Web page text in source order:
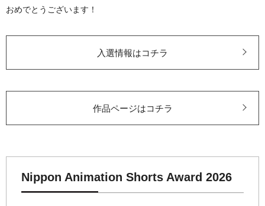
おめでとうございます！
入選情報はコチラ
作品ページはコチラ
Nippon Animation Shorts Award 2026